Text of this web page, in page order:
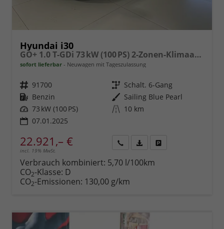
Hyundai i30
GO+ 1.0 T-GDi 73 kW (100 PS) 2-Zonen-Klimaautomatik, Lenkradheizung, Sitzheizung, Navigationssystem, DAB, Apple CarPlay, Android Auto, LED-Abblendlicht, Lichtsensor, Einparkhilfe vorne und hinten, Rückfahrkamera, 17 Zoll Leichtmetallfelgen, uvm.
sofort lieferbar Neuwagen mit Tageszulassung
Fahrzeugnr. 91700 Getriebe Schalt. 6-Gang
Kraftstoff Benzin Außenfarbe Sailing Blue Pearl
Leistung 73 kW (100 PS) Kilometerstand 10 km
07.01.2025
22.921,– €
incl. 19% MwSt.
anfordern
Datei,
Verbrauch kombiniert: 5,70 l/100km
CO2-Klasse: D
CO2-Emissionen: 130,00 g/km